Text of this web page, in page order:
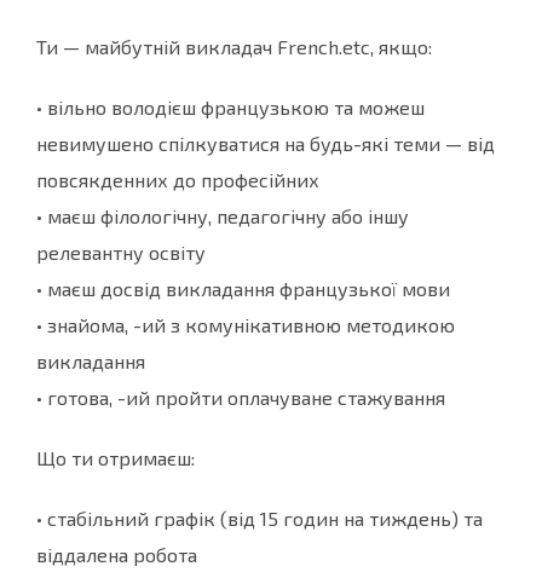
Ти — майбутній викладач French.etc, якщо:
• вільно володієш французькою та можеш
невимушено спілкуватися на будь-які теми — від
повсякденних до професійних
• маєш філологічну, педагогічну або іншу
релевантну освіту
• маєш досвід викладання французької мови
• знайома, -ий з комунікативною методикою
викладання
• готова, -ий пройти оплачуване стажування
Що ти отримаєш:
• стабільний графік (від 15 годин на тиждень) та
віддалена робота